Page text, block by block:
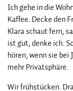
Ich gehe in die
Kaffee. Decke den
Klara schaut fern,
ist gut, denke ich.
hören, wenn sie bei
mehr Privatsphäre.
Wir frühstücken.